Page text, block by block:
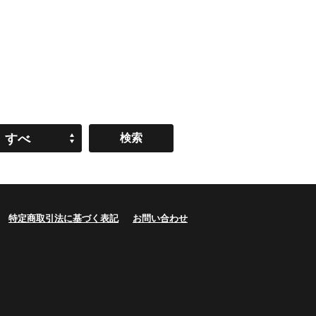
すべ
特定商取引法に基づく表記 お問い合わせ